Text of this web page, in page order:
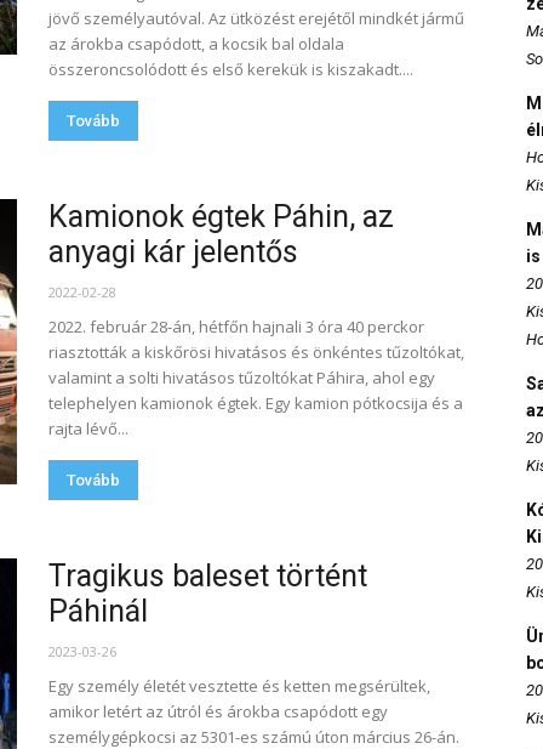
jövő személyautóval. Az ütközést erejétől mindkét jármű
az árokba csapódott, a kocsik bal oldala
összeroncsolódott és első kerekük is kiszakadt....
Tovább
Kamionok égtek Páhin, az
anyagi kár jelentős
2022-02-28
2022. február 28-án, hétfőn hajnali 3 óra 40 perckor
riasztották a kiskőrösi hivatásos és önkéntes tűzoltókat,
valamint a solti hivatásos tűzoltókat Páhira, ahol egy
telephelyen kamionok égtek. Egy kamion pótkocsija és a
rajta lévő...
Tovább
Tragikus baleset történt
Páhinál
2023-03-26
Egy személy életét vesztette és ketten megsérültek,
amikor letért az útról és árokba csapódott egy
személygépkocsi az 5301-es számú úton március 26-án.